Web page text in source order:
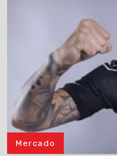
Mercado